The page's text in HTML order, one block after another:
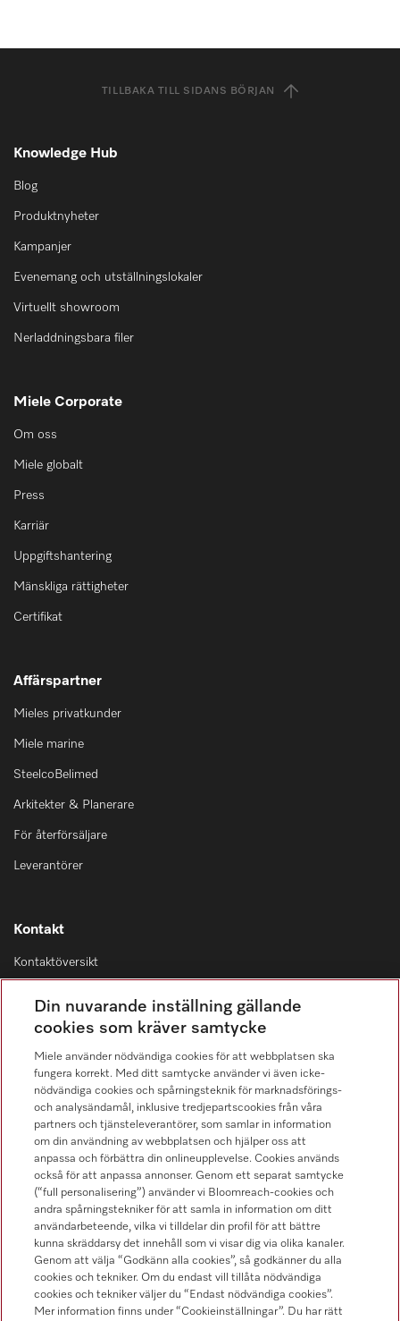
TILLBAKA TILL SIDANS BÖRJAN
Knowledge Hub
Blog
Produktnyheter
Kampanjer
Evenemang och utställningslokaler
Virtuellt showroom
Nerladdningsbara filer
Miele Corporate
Om oss
Miele globalt
Press
Karriär
Uppgiftshantering
Mänskliga rättigheter
Certifikat
Affärspartner
Mieles privatkunder
Miele marine
SteelcoBelimed
Arkitekter & Planerare
För återförsäljare
Leverantörer
Kontakt
Kontaktöversikt
08-562 29 800
Hitta återförsäljare
Följ Miele Professional
Din nuvarande inställning gällande
cookies som kräver samtycke
Miele använder nödvändiga cookies för att webbplatsen ska
fungera korrekt. Med ditt samtycke använder vi även icke-
nödvändiga cookies och spårningsteknik för marknadsförings-
och analysändamål, inklusive tredjepartscookies från våra
partners och tjänsteleverantörer, som samlar in information
om din användning av webbplatsen och hjälper oss att
anpassa och förbättra din onlineupplevelse. Cookies används
också för att anpassa annonser. Genom ett separat samtycke
(“full personalisering”) använder vi Bloomreach-cookies och
andra spårningstekniker för att samla in information om ditt
användarbeteende, vilka vi tilldelar din profil för att bättre
kunna skräddarsy det innehåll som vi visar dig via olika kanaler.
Genom att välja “Godkänn alla cookies”, så godkänner du alla
cookies och tekniker. Om du endast vill tillåta nödvändiga
cookies och tekniker väljer du “Endast nödvändiga cookies”.
Mer information finns under “Cookieinställningar”. Du har rätt